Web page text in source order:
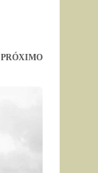
PRÓXIMO